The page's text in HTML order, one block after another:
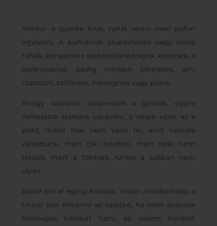
Amikor a gyerek kicsi, ruhát venni neki pofon
egyszerű. A kisfiúknak szuperhősös vagy dinós
ruhák, kényelmes szabadidőnadrágok kellenek, a
kislányoknak pedig minden tökéletes, ami
rózsaszín, csillámos, hercegnős vagy pónis.
Ahogy azonban cseperedik a gyerek, egyre
nehezebb számára vásárolni, s végül eljön az a
pont, mikor már nem veszi fel, amit nélküle
választunk, mert ciki hordani, mert neki nem
tetszik, mert a többiek ruhája a suliban nem
olyan.
Ekkor jön el egy új korszak, mikor mindenképp a
tinivel kell elmenni az üzletbe, ha nem akarunk
felesleges köröket futni, és sosem hordott